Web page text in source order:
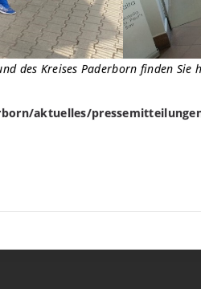
des Kreises Paderborn finden Sie
aktuelles/